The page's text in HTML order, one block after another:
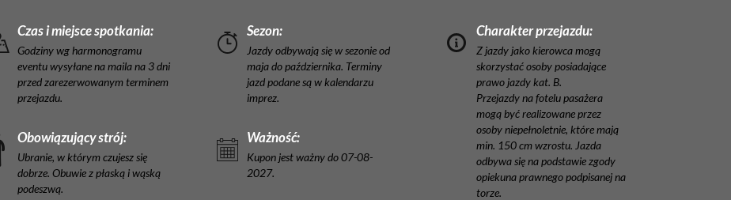
Czas i miejsce spotkania:
Godziny wg harmonogramu
eventu wysyłane na maila na 3 dni
przed zarezerwowanym terminem
przejazdu.
Obowiązujący strój:
Ubranie, w którym czujesz się
dobrze. Obuwie z płaską i wąską
podeszwą.
Sezon:
Jazdy odbywają się w sezonie od
maja do października. Terminy
jazd podane są w kalendarzu
imprez.
Ważność:
Kupon jest ważny do 07-08-
2027.
Charakter przejazdu:
Z jazdy jako kierowca mogą
skorzystać osoby posiadające
prawo jazdy kat. B.
Przejazdy na fotelu pasażera
mogą być realizowane przez
osoby niepełnoletnie, które mają
min. 150 cm wzrostu. Jazda
odbywa się na podstawie zgody
opiekuna prawnego podpisanej na
torze.